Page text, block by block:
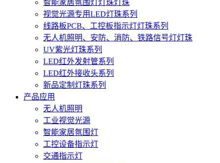
智能家居氛围灯灯珠灯珠
视觉光源专用LED灯珠系列
线路板PCB、工控板指示灯灯珠系列
无人机照明、安防、消防、铁路信号灯灯珠
UV紫光灯珠系列
LED红外发射管系列
LED红外接收头系列
新品定制灯珠系列
产品应用
无人机照明
工业视觉光源
智能家居氛围灯
工控设备指示灯
交通指示灯